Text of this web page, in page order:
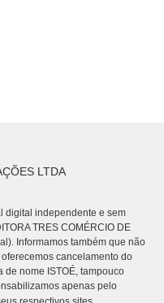
LTDA
digital independente e sem
TRES COMÉRCIO DE
Informamos também que não
cancelamento do
de nome ISTOÉ, tampouco
apenas pelo